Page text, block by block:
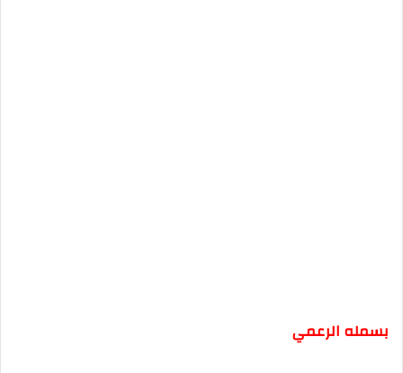
بسمله الرعمي